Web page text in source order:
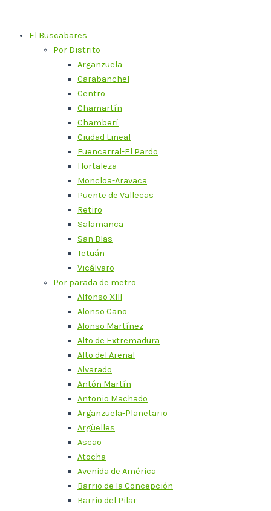
contenidoEl Buscabares
Por Distrito
Arganzuela
Carabanchel
Centro
Chamartín
Chamberí
Ciudad Lineal
Fuencarral-El Pardo
Hortaleza
Moncloa-Aravaca
Puente de Vallecas
Retiro
Salamanca
San Blas
Tetuán
Vicálvaro
Por parada de metro
Alfonso XIII
Alonso Cano
Alonso Martínez
Alto de Extremadura
Alto del Arenal
Alvarado
Antón Martín
Antonio Machado
Arganzuela-Planetario
Argüelles
Ascao
Atocha
Avenida de América
Barrio de la Concepción
Barrio del Pilar